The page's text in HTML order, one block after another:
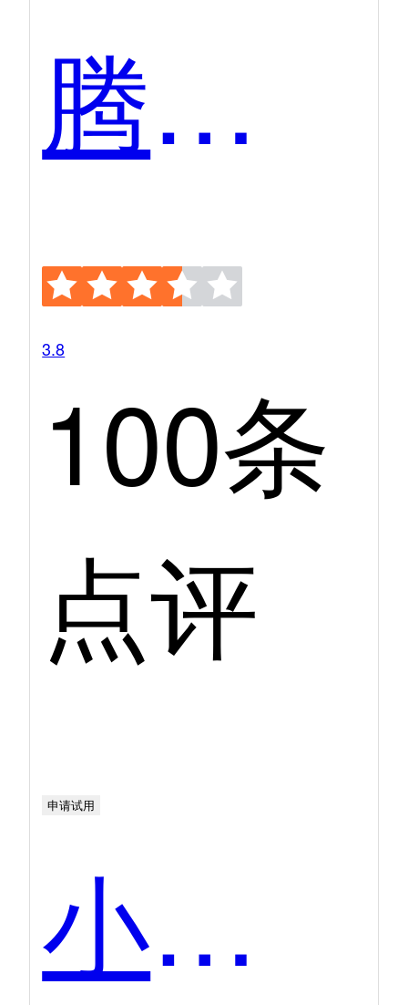
腾讯会议
3.8
100条
点评
申请试用
小鱼易连